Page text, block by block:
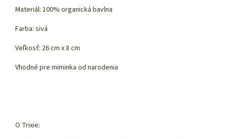
Materiál: 100% organická bavlna
Farba: sivá
Veľkosť: 26 cm x 8 cm
Vhodné pre miminka od narodenia
O Trixie: